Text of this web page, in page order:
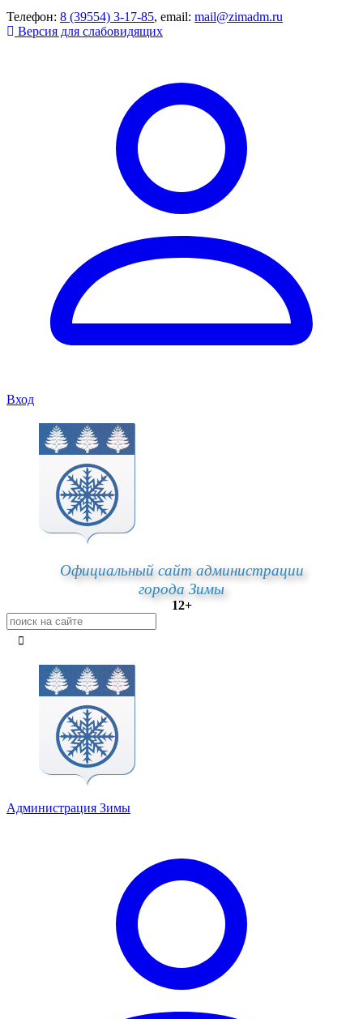
Телефон: 8 (39554) 3-17-85, email: mail@zimadm.ru
Версия для слабовидящих
Вход
Официальный сайт администрации
города Зимы
12+
Администрация Зимы